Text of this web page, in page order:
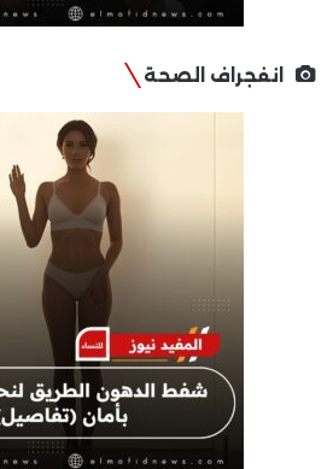
انفجراف الصحة